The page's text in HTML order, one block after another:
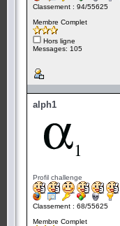
Classement : 94/55625
Membre Complet
Hors ligne
Messages: 105
alph1
Profil challenge
Classement : 68/55625
Membre Complet